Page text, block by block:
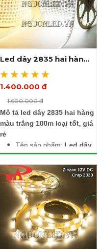
IP67: Chống nước, dùng
đươc ngoài trời
Khuyến mãi sốc: Khi
mua 1 cuộn tặng 4 dây
nguồn. Dây nguồn tải
được 100m trị giá
100.000đ / dây
Xem thêm ảnh
Led dây 2835 hai hàng
màu trắng 100m
1.400.000 đ
1.600.000 đ
Mô tả led dây 2835 hai hàng
màu trắng 100m loại tốt, giá
rẻ
Tên sản phẩm: Led dây
2835 hai hàng màu
trắng 100m
Điện áp: 220V
Kích thước: Rộng 12mm
x dày 5mm x dài 100m
Số lượng led: 120 led/m
Chống nước, dùng được
ngoài trời
Đặc biệt: Mua 1 cuộn led